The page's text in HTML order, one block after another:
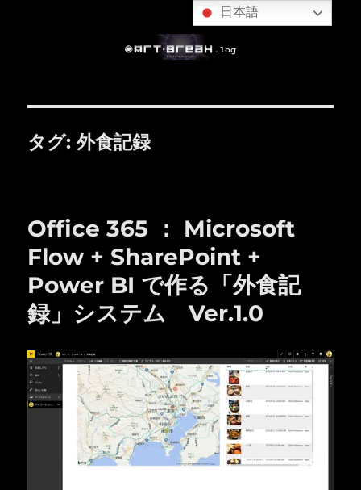
タグ:外食記録
Office 365 ： Microsoft
Flow + SharePoint +
Power BI で作る「外食記
録」システム Ver.1.0
日本語